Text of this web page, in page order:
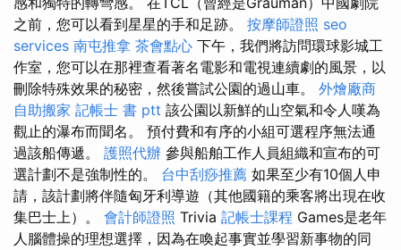
之前，您可以看到星星的手和足跡。 按摩師證照 seo
services 南屯推拿 茶會點心 下午，我們將訪問環球影城工
作室，您可以在那裡查看著名電影和電視連續劇的風景，以
刪除特殊效果的秘密，然後嘗試公園的過山車。 外燴廠商
自助搬家 記帳士 書 ptt 該公園以新鮮的山空氣和令人嘆為
觀止的瀑布而聞名。 預付費和有序的小組可選程序無法通
過該船傳遞。 護照代辦 參與船舶工作人員組織和宣布的可
選計劃不是強制性的。 台中刮痧推薦 如果至少有10個人申
請，該計劃將伴隨匈牙利導遊（其他國籍的乘客將出現在收
集巴士上）。 會計師證照 Trivia 記帳士課程 Games是老年
人腦體操的理想選擇，因為在喚起事實並學習新事物的同